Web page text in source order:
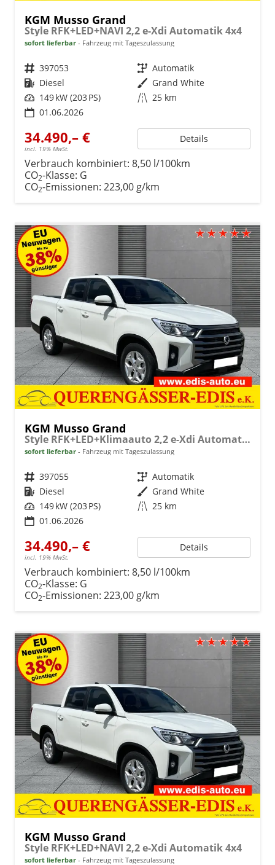
KGM Musso Grand
Style RFK+LED+NAVI 2,2 e-Xdi Automatik 4x4
sofort lieferbar Fahrzeug mit Tageszulassung
Fahrzeugnr. 397053 Getriebe Automatik
Kraftstoff Diesel Außenfarbe Grand White
Leistung 149 kW (203 PS) Kilometerstand 25 km
01.06.2026
34.490,– €
incl. 19% MwSt.
Details
Verbrauch kombiniert: 8,50 l/100km
CO2-Klasse: G
CO2-Emissionen: 223,00 g/km
KGM Musso Grand
Style RFK+LED+Klimaauto 2,2 e-Xdi Automatik 4x4
sofort lieferbar Fahrzeug mit Tageszulassung
Fahrzeugnr. 397055 Getriebe Automatik
Kraftstoff Diesel Außenfarbe Grand White
Leistung 149 kW (203 PS) Kilometerstand 25 km
01.06.2026
34.490,– €
incl. 19% MwSt.
Details
Verbrauch kombiniert: 8,50 l/100km
CO2-Klasse: G
CO2-Emissionen: 223,00 g/km
KGM Musso Grand
Style RFK+LED+NAVI 2,2 e-Xdi Automatik 4x4
sofort lieferbar Fahrzeug mit Tageszulassung